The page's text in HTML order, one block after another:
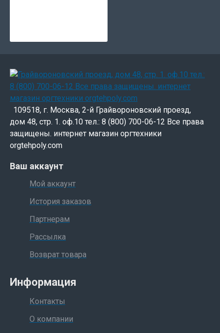
109518, г. Москва, 2-й Грайвороновский проезд,
дом 48, стр. 1. оф.10 тел.: 8 (800) 700-06-12 Все права
защищены. интернет магазин оргтехники
orgtehpoly.com
Ваш аккаунт
Мой аккаунт
История заказов
Партнерам
Рассылка
Возврат товара
Информация
Контакты
О компании